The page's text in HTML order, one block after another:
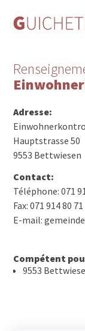
Adresse:
Hauptstrasse 50
9553 Bettwiesen
Contact:
Téléphone: 071
Fax: 071 914 80 71
E-mail:
Compétent
9553